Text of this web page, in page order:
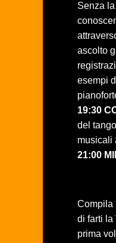
Senza
ascolto
esempi
19:30
del
musicali
21:00
Compila
di farti la
prima